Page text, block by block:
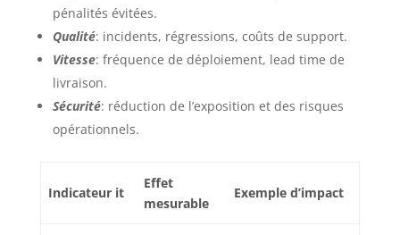
pénalités évitées.
Qualité: incidents, régressions, coûts de support.
Vitesse: fréquence de déploiement, lead time de
livraison.
Sécurité: réduction de l’exposition et des risques
opérationnels.
Indicateur it
Effet
mesurable
Exemple d’impact